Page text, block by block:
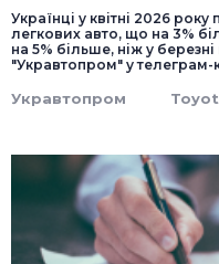
Українці у квітні 2026
легкових авто, що на 3%
на 5% більше, ніж у
"Укравтопром" у телеграм-
Укравтопром